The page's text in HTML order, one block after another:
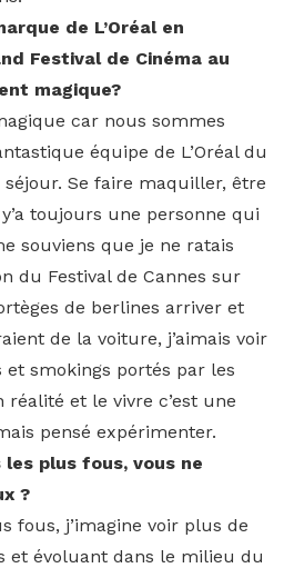
de L’Oréal en
Festival de Cinéma au
magique?
car nous sommes
équipe de L’Oréal du
Se faire maquiller, être
toujours une personne qui
souviens que je ne ratais
du Festival de Cannes sur
de berlines arriver et
de la voiture, j’aimais voir
smokings portés par les
réalité et le vivre c’est une
pensé expérimenter.
plus fous, vous ne
?
fous, j’imagine voir plus de
et évoluant dans le milieu du